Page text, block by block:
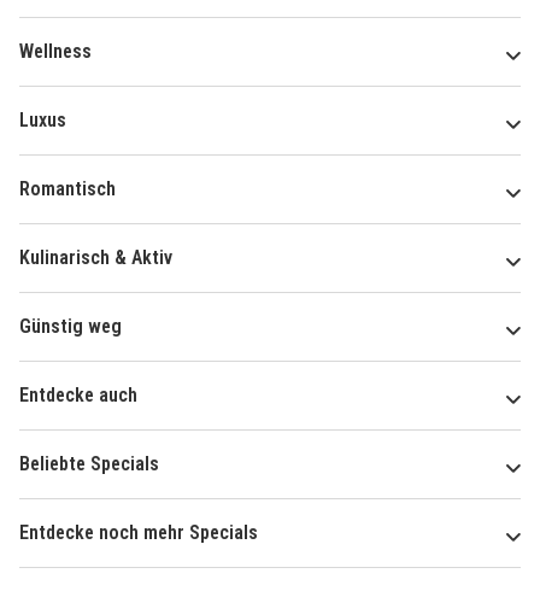
Wellness
Luxus
Romantisch
Kulinarisch & Aktiv
Günstig weg
Entdecke auch
Beliebte Specials
Entdecke noch mehr Specials